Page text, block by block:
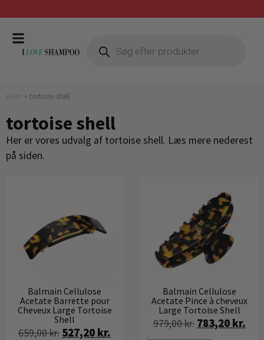
» tortoise shell
tortoise shell
Her er vores udvalg af tortoise shell. Læs mere nederest
på siden.
Balmain Cellulose
Acetate Barrette pour
Cheveux Large Tortoise
Shell
659,00kr. 527,20 kr.
Balmain Cellulose
Acetate Pince à cheveux
Large Tortoise Shell
979,00kr. 783,20 kr.